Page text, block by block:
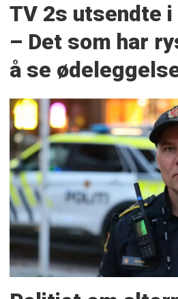
TV 2s utsendte i
– Det som har
å se